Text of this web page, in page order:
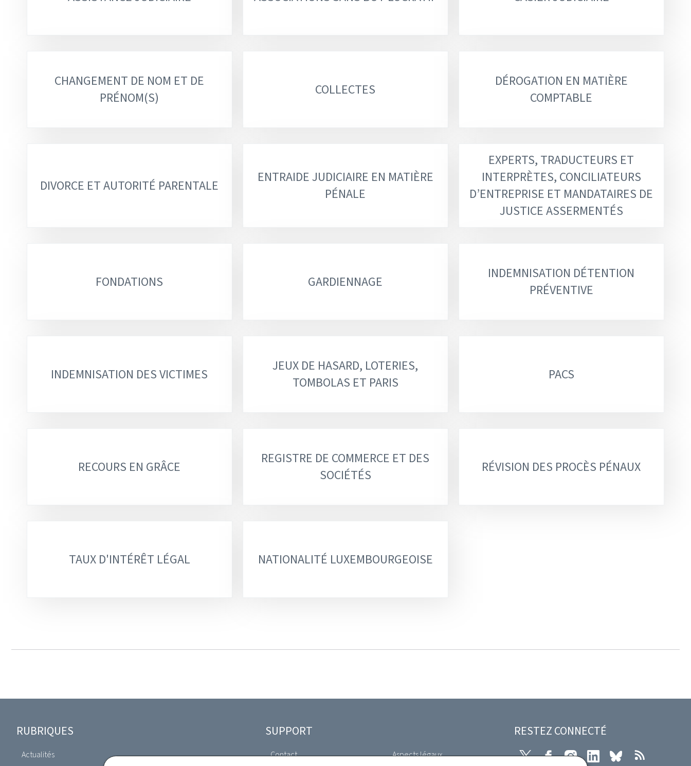
CHANGEMENT DE NOM ET DE
PRÉNOM(S)
COLLECTES
DÉROGATION EN MATIÈRE
COMPTABLE
DIVORCE ET AUTORITÉ PARENTALE
ENTRAIDE JUDICIAIRE EN MATIÈRE
PÉNALE
EXPERTS, TRADUCTEURS ET
INTERPRÈTES, CONCILIATEURS
D’ENTREPRISE ET MANDATAIRES DE
JUSTICE ASSERMENTÉS
FONDATIONS GARDIENNAGE
INDEMNISATION DÉTENTION
PRÉVENTIVE
INDEMNISATION DES VICTIMES
JEUX DE HASARD, LOTERIES,
TOMBOLAS ET PARIS
PACS
RECOURS EN GRÂCE
REGISTRE DE COMMERCE ET DES
SOCIÉTÉS
RÉVISION DES PROCÈS PÉNAUX
TAUX D'INTÉRÊT LÉGAL NATIONALITÉ LUXEMBOURGEOISE
Pied
de
RUBRIQUES
Actualités
SUPPORT
Contact Aspects légaux
RESTEZ CONNECTÉ
X FacebookInstagramLinkedIn Bluesky